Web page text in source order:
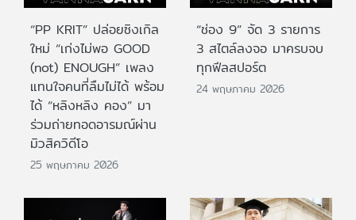
“PP KRIT” ปล่อยซิงเกิล
ใหม่ “เก่งไม่พอ GOOD
(not) ENOUGH” เพลง
แทนใจคนที่ลืมไม่ได้ พร้อม
ได้ “หลิงหลิง คอง” มา
ร่วมถ่ายทอดอารมณ์ผ่าน
มิวสิควิดีโอ
25 พฤษภาคม 2026
“ช่อง 9” จัด 3 รายการ
3 สไตล์ลงจอ มาครบจบ
ทุกฟีลสปอร์ต
24 พฤษภาคม 2026